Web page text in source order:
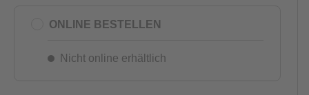
ONLINE BESTELLEN
Nicht online erhältlich